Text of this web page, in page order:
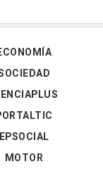
EPSOCIAL
MOTOR